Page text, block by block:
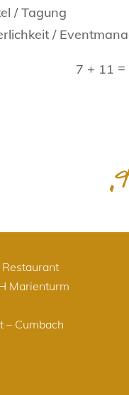
/ Tagung
/
7 + 11 =
Marienturm
– Cumbach